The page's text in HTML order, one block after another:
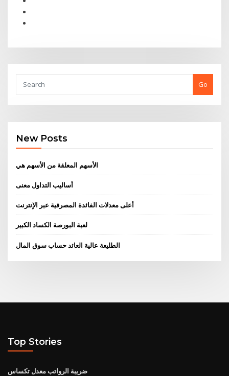
Go
New Posts
الأسهم المعلقة من الأسهم هي
أساليب التداول معنى
أعلى معدلات الفائدة المصرفية عبر الإنترنت
لعبة البورصة الكساد الكبير
الطليعة عالية العائد حساب سوق المال
Top Stories
ضريبة الرواتب معدل تكساس